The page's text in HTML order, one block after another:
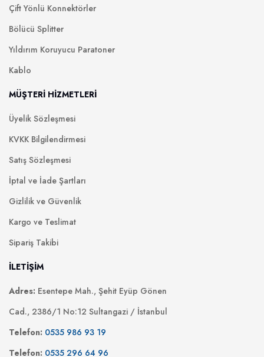
Çift Yönlü Konnektörler
Bölücü Splitter
Yıldırım Koruyucu Paratoner
Kablo
MÜŞTERİ HİZMETLERİ
Üyelik Sözleşmesi
KVKK Bilgilendirmesi
Satış Sözleşmesi
İptal ve İade Şartları
Gizlilik ve Güvenlik
Kargo ve Teslimat
Sipariş Takibi
İLETİŞİM
Adres: Esentepe Mah., Şehit Eyüp Gönen
Cad., 2386/1 No:12 Sultangazi / İstanbul
Telefon: 0535 986 93 19
Telefon: 0535 296 64 96